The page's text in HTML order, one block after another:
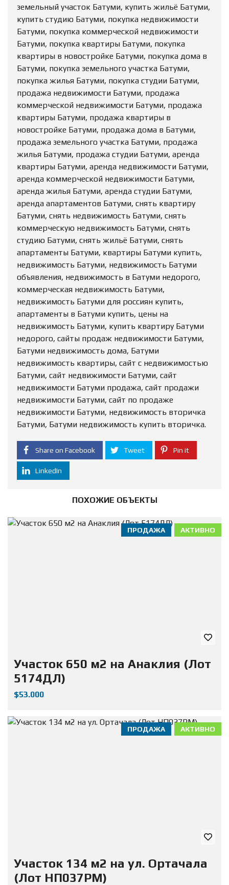
земельный участок Батуми, купить жильё Батуми,
купить студию Батуми, покупка недвижимости
Батуми, покупка коммерческой недвижимости
Батуми, покупка квартиры Батуми, покупка
квартиры в новостройке Батуми, покупка дома в
Батуми, покупка земельного участка Батуми,
покупка жилья Батуми, покупка студии Батуми,
продажа недвижимости Батуми, продажа
коммерческой недвижимости Батуми, продажа
квартиры Батуми, продажа квартиры в
новостройке Батуми, продажа дома в Батуми,
продажа земельного участка Батуми, продажа
жилья Батуми, продажа студии Батуми, аренда
квартиры Батуми, аренда недвижимости Батуми,
аренда коммерческой недвижимости Батуми,
аренда жилья Батуми, аренда студии Батуми,
аренда апартаментов Батуми, снять квартиру
Батуми, снять недвижимость Батуми, снять
коммерческую недвижимость Батуми, снять
студию Батуми, снять жильё Батуми, снять
апартаменты Батуми, квартиры Батуми купить,
недвижимость Батуми, недвижимость Батуми
объявления, недвижимость в Батуми недорого,
коммерческая недвижимость Батуми,
недвижимость Батуми для россиян купить,
апартаменты в Батуми купить, цены на
недвижимость Батуми, купить квартиру Батуми
недорого, сайты продаж недвижимости Батуми,
Батуми недвижимость дома, Батуми
недвижимость квартиры, сайт с недвижимостью
Батуми, сайт недвижимости Батуми, сайт
недвижимости Батуми продажа, сайт продажи
недвижимости Батуми, сайт по продаже
недвижимости Батуми, недвижимость вторичка
Батуми, Батуми недвижимость купить вторичка.
Share on Facebook Tweet Pin it
LinkedIn
ПОХОЖИЕ ОБЪЕКТЫ
АКТИВНО
ПРОДАЖА
Участок 650 м2 на Анаклия (Лот
5174ДЛ)
$53.000
АКТИВНО
ПРОДАЖА
Участок 134 м2 на ул. Ортачала
(Лот НП037РМ)